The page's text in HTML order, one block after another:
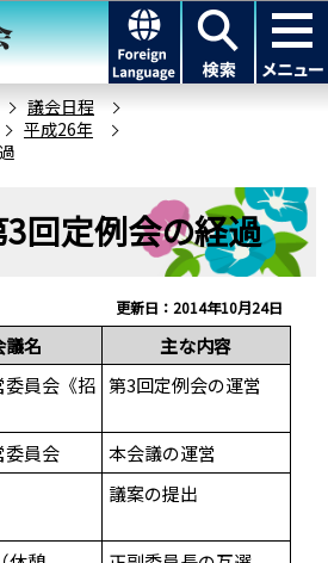
ージの本文へ移動
議会日程
平成26年
回定例会の経過
更新日：2014年10月24日
議名
主な内容
委員会《招 第3回定例会の運営
委員会
本会議の運営
議案の提出